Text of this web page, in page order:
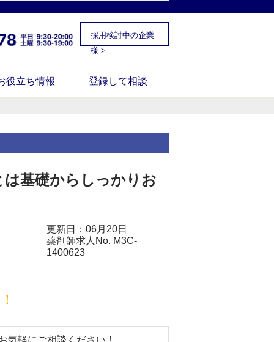
採用検討中の企業
様 >
役立ち情報 登録して相談
基礎からしっかりお
更新日：06月20日
薬剤師求人No. M3C-
1400623